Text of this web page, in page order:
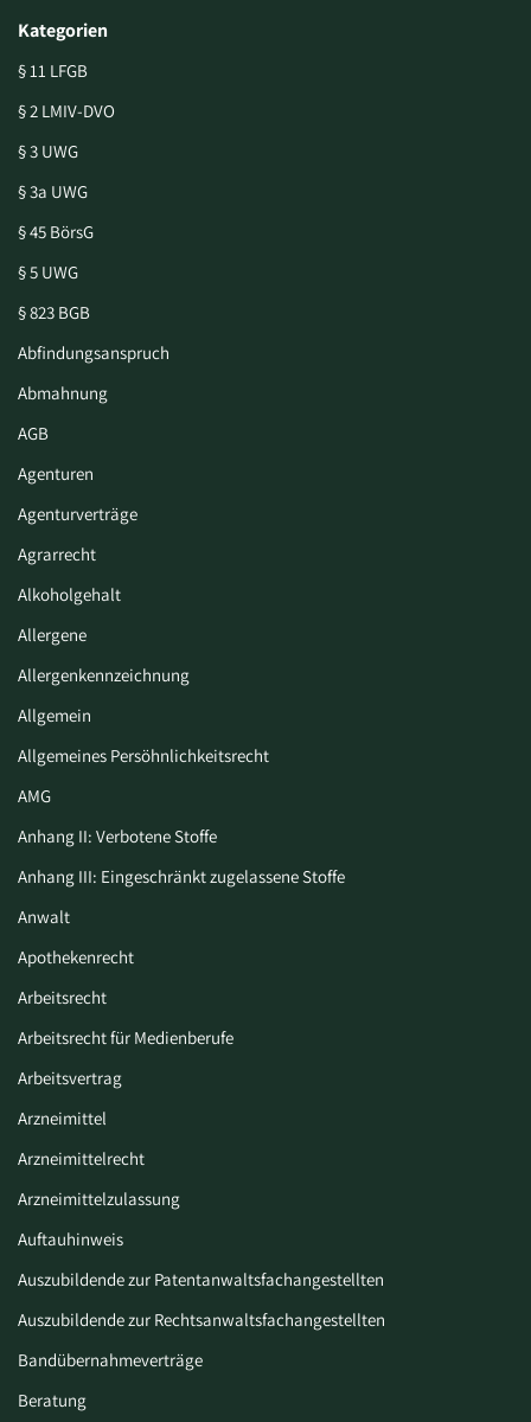
Kategorien
§ 11 LFGB
§ 2 LMIV-DVO
§ 3 UWG
§ 3a UWG
§ 45 BörsG
§ 5 UWG
§ 823 BGB
Abfindungsanspruch
Abmahnung
AGB
Agenturen
Agenturverträge
Agrarrecht
Alkoholgehalt
Allergene
Allergenkennzeichnung
Allgemein
Allgemeines Persöhnlichkeitsrecht
AMG
Anhang II: Verbotene Stoffe
Anhang III: Eingeschränkt zugelassene Stoffe
Anwalt
Apothekenrecht
Arbeitsrecht
Arbeitsrecht für Medienberufe
Arbeitsvertrag
Arzneimittel
Arzneimittelrecht
Arzneimittelzulassung
Auftauhinweis
Auszubildende zur Patentanwaltsfachangestellten
Auszubildende zur Rechtsanwaltsfachangestellten
Bandübernahmeverträge
Beratung